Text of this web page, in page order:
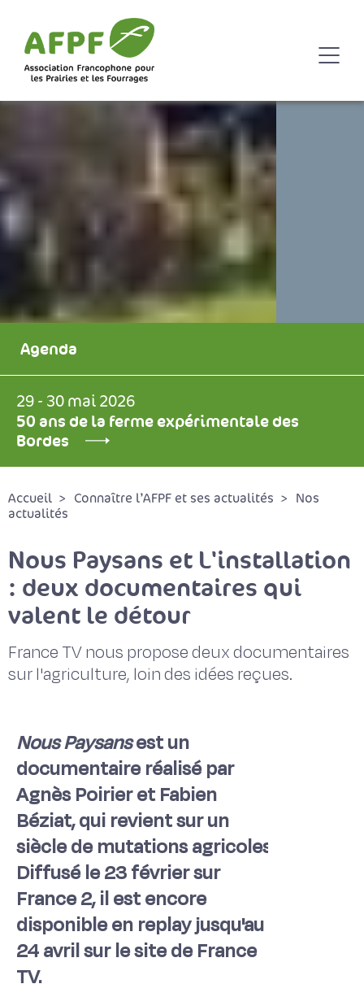
Agenda
29 - 30 mai 2026
50 ans de la ferme expérimentale des
Bordes
Accueil Connaître l’AFPF et ses actualités
Nos
actualités
Nous Paysans et L'installation
: deux documentaires qui
valent le détour
France TV nous propose deux documentaires
sur l'agriculture, loin des idées reçues.
Nous Paysansest un
documentaire réalisé par
Agnès Poirier et Fabien
Béziat, qui revient sur un
siècle de mutations agricoles.
Diffusé le 23 février sur
France 2, il est encore
disponible en replay jusqu'au
24 avril sur le site de France
TV.